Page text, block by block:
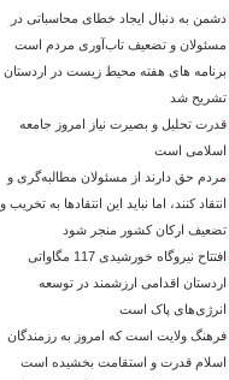
دشمن به دنبال ایجاد خطای محاسباتی در
مسئولان و تضعیف تاب‌آوری مردم است
برنامه های هفته محیط زیست در اردستان
تشریح شد
قدرت تحلیل و بصیرت نیاز امروز جامعه
اسلامی است
مردم حق دارند از مسئولان مطالبه‌گری و
انتقاد کنند، اما نباید این انتقادها به تخریب و
تضعیف ارکان کشور منجر شود
افتتاح نیروگاه خورشیدی 117 مگاواتی
اردستان اقدامی ارزشمند در توسعه
انرژی‌های پاک است
فرهنگ ولایت است که امروز به رزمندگان
اسلام قدرت و استقامت بخشیده است